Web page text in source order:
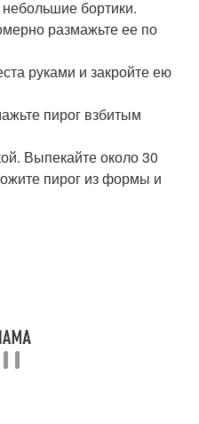
бортики.
размажьте ее по
руками и закройте ею
пирог взбитым
Выпекайте около 30
пирог из формы и